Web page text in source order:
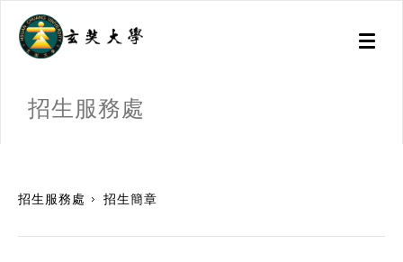
Toggle
招生服務處
招生服務處 招生簡章